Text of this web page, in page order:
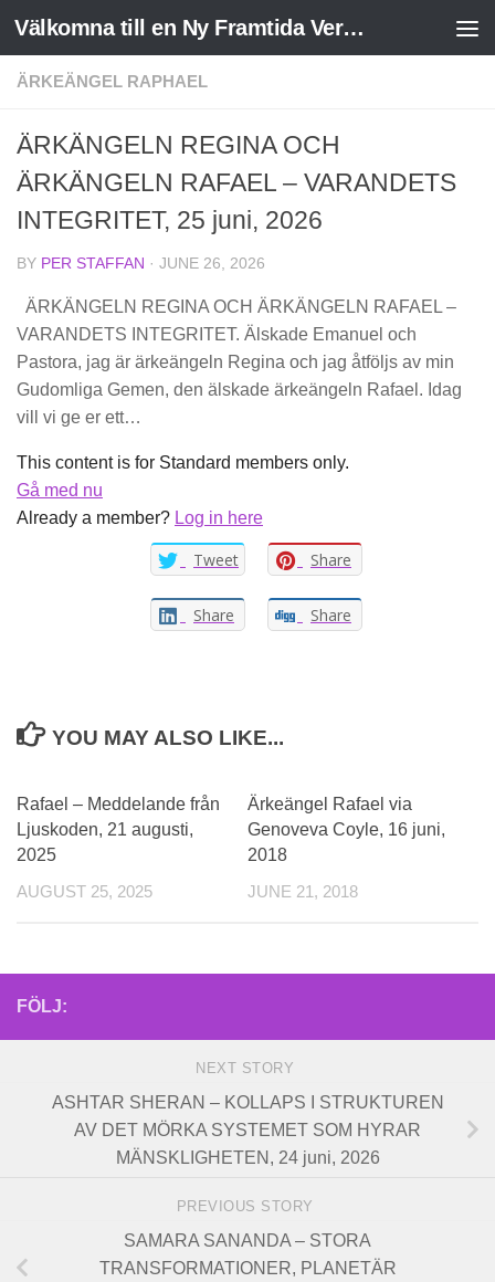
Skip to content Välkomna till en Ny Framtida Verklighet
ÄRKEÄNGEL RAPHAEL
ÄRKÄNGELN REGINA OCH
ÄRKÄNGELN RAFAEL – VARANDETS
INTEGRITET, 25 juni, 2026
BY PER STAFFAN · JUNE 26, 2026
ÄRKÄNGELN REGINA OCH ÄRKÄNGELN RAFAEL –
VARANDETS INTEGRITET. Älskade Emanuel och
Pastora, jag är ärkeängeln Regina och jag åtföljs av min
Gudomliga Gemen, den älskade ärkeängeln Rafael. Idag
vill vi ge er ett…
This content is for Standard members only.
Gå med nu
Already a member? Log in here
Tweet Share
Share Share
YOU MAY ALSO LIKE...
Rafael – Meddelande från
Ljuskoden, 21 augusti,
2025
AUGUST 25, 2025
Ärkeängel Rafael via
Genoveva Coyle, 16 juni,
2018
JUNE 21, 2018
FÖLJ:
NEXT STORY
ASHTAR SHERAN – KOLLAPS I STRUKTUREN
AV DET MÖRKA SYSTEMET SOM HYRAR
MÄNSKLIGHETEN, 24 juni, 2026
PREVIOUS STORY
SAMARA SANANDA – STORA
TRANSFORMATIONER, PLANETÄR